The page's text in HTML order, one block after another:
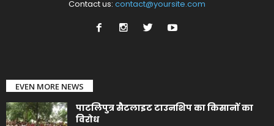
Contact us: contact@yoursite.com
EVEN MORE NEWS
पाटलिपुत्र सैटलाइट टाउनशिप का किसानों का
विरोध